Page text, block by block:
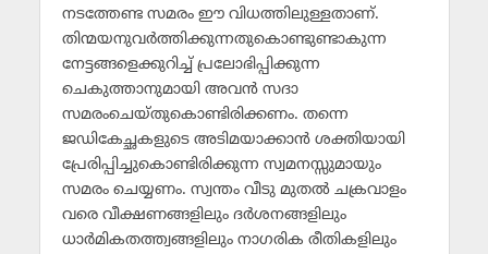
നടത്തേണ്ട സമരം ഈ വിധത്തിലുള്ളതാണ്.
തിന്മയനുവര്‍ത്തിക്കുന്നതുകൊണ്ടുണ്ടാകുന്ന
നേട്ടങ്ങളെക്കുറിച്ച് പ്രലോഭിപ്പിക്കുന്ന
ചെകുത്താനുമായി അവന്‍ സദാ
സമരംചെയ്തുകൊണ്ടിരിക്കണം. തന്നെ
ജഡികേച്ഛകളുടെ അടിമയാക്കാന്‍ ശക്തിയായി
പ്രേരിപ്പിച്ചുകൊണ്ടിരിക്കുന്ന സ്വമനസ്സുമായും
സമരം ചെയ്യണം. സ്വന്തം വീടു മുതല്‍ ചക്രവാളം
വരെ വീക്ഷണങ്ങളിലും ദര്‍ശനങ്ങളിലും
ധാര്‍മികതത്ത്വങ്ങളിലും നാഗരിക രീതികളിലും